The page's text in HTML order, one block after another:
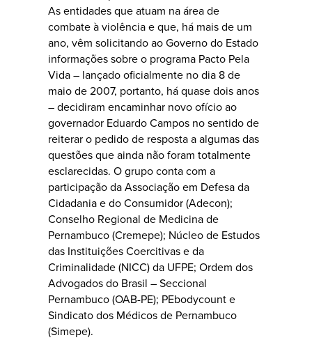
As entidades que atuam na área de
combate à violência e que, há mais de um
ano, vêm solicitando ao Governo do Estado
informações sobre o programa Pacto Pela
Vida – lançado oficialmente no dia 8 de
maio de 2007, portanto, há quase dois anos
– decidiram encaminhar novo ofício ao
governador Eduardo Campos no sentido de
reiterar o pedido de resposta a algumas das
questões que ainda não foram totalmente
esclarecidas. O grupo conta com a
participação da Associação em Defesa da
Cidadania e do Consumidor (Adecon);
Conselho Regional de Medicina de
Pernambuco (Cremepe); Núcleo de Estudos
das Instituições Coercitivas e da
Criminalidade (NICC) da UFPE; Ordem dos
Advogados do Brasil – Seccional
Pernambuco (OAB-PE); PEbodycount e
Sindicato dos Médicos de Pernambuco
(Simepe).